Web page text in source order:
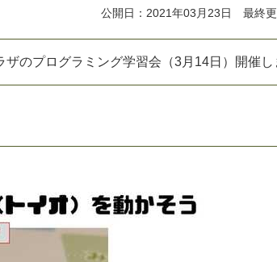
公開日：2021年03月23日 最終
ザのプロ グラ ミ ング学習会 （3月 14日 ） 開催 し